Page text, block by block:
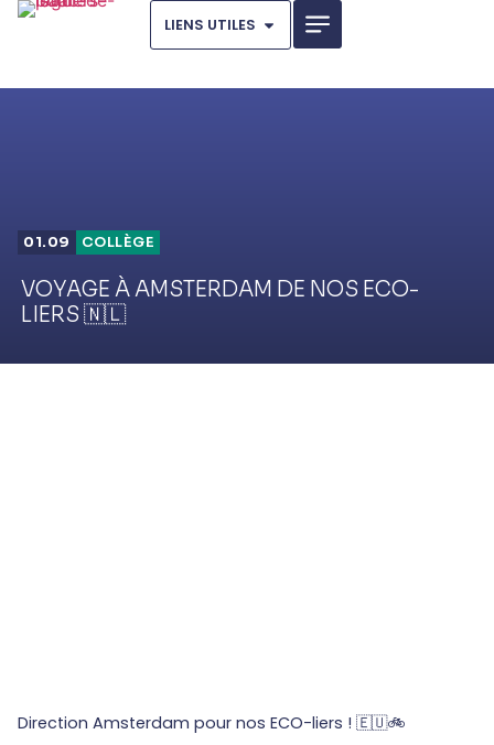
LIENS UTILES
01.09 COLLÈGE
VOYAGE À AMSTERDAM DE NOS ECO-
LIERS 🇳🇱
Direction Amsterdam pour nos ECO-liers ! 🇪🇺🚲